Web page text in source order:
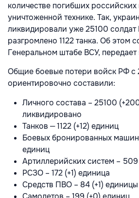
количестве погибших
уничтоженной технике. Так,
ликвидировали уже 25100
разгромлено 1122 танка. Об этом
Генеральном штабе ВСУ, передает
Общие боевые потери войск РФ с
ориентировочно составили:
Личного состава – 25100
ликвидировано
Танков ‒ 1122 (+12) единиц
Боевых бронированных машин
единиц
Артиллерийских систем –
РСЗО – 172 (+1) единица
Средств ПВО – 84 (+1) единицы